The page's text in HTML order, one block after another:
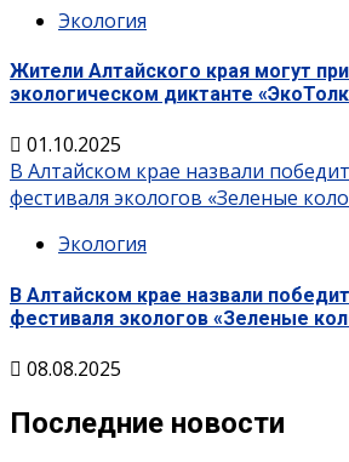
Экология
Жители Алтайского края могут
экологическом диктанте
01.10.2025
В Алтайском крае назвали
фестиваля экологов «Зеленые
Экология
В Алтайском крае назвали
фестиваля экологов «Зеленые
08.08.2025
Последние новости